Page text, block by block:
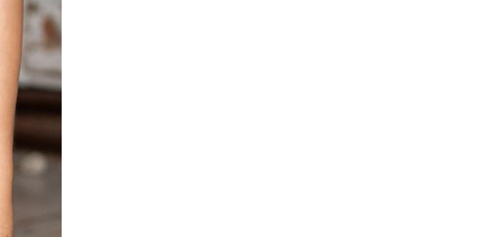
biuro@fashiontexgroup.com
Ul. Sienkiewicza 73 lok. 7,
90-057
Polska